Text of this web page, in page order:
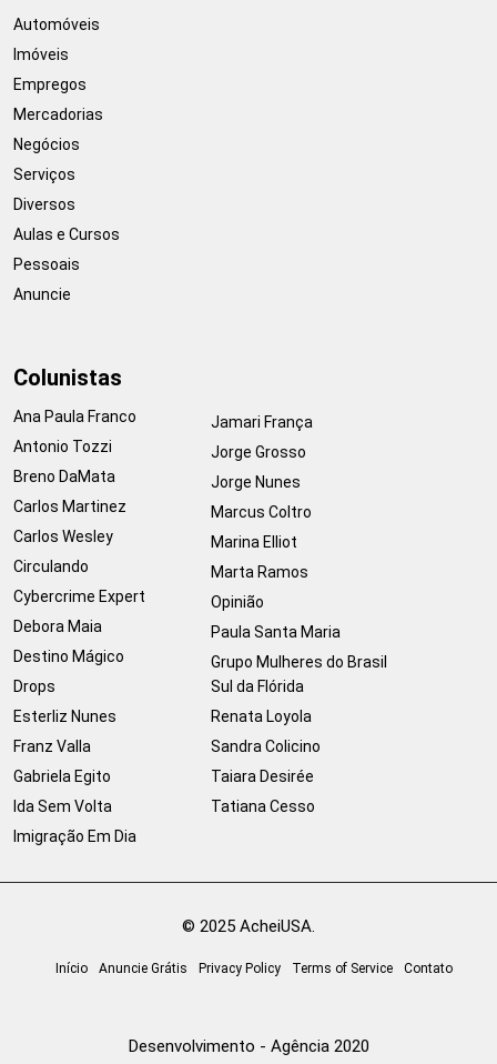
Automóveis
Imóveis
Empregos
Mercadorias
Negócios
Serviços
Diversos
Aulas e Cursos
Pessoais
Anuncie
Colunistas
Ana Paula Franco
Antonio Tozzi
Breno DaMata
Carlos Martinez
Carlos Wesley
Circulando
Cybercrime Expert
Debora Maia
Destino Mágico
Drops
Esterliz Nunes
Franz Valla
Gabriela Egito
Ida Sem Volta
Imigração Em Dia
Jamari França
Jorge Grosso
Jorge Nunes
Marcus Coltro
Marina Elliot
Marta Ramos
Opinião
Paula Santa Maria
Grupo Mulheres do Brasil
Sul da Flórida
Renata Loyola
Sandra Colicino
Taiara Desirée
Tatiana Cesso
© 2025 AcheiUSA.
Início Anuncie Grátis Privacy Policy Terms of Service Contato
Desenvolvimento - Agência 2020